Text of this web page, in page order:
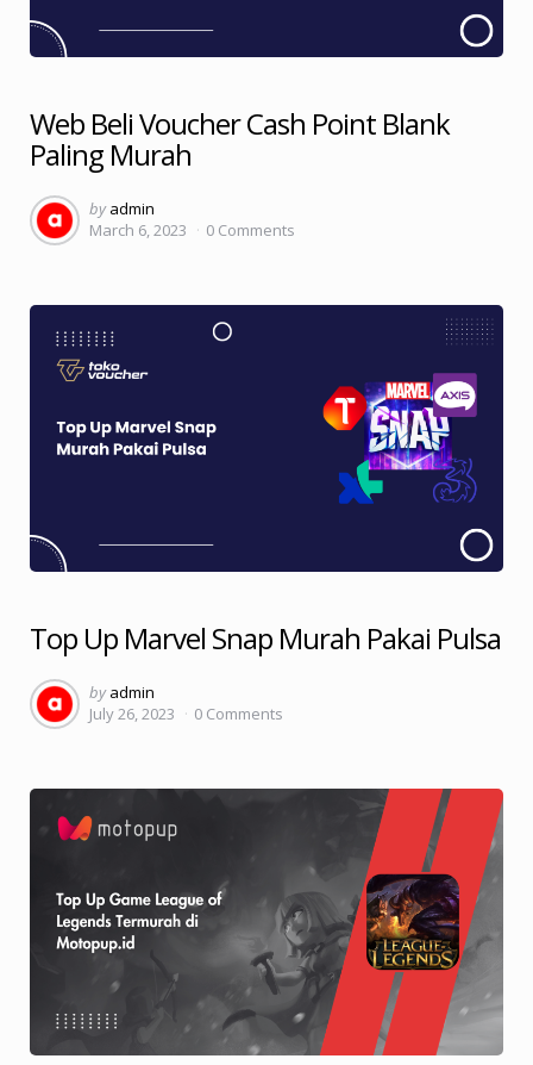
Web Beli Voucher Cash Point Blank
Paling Murah
Posted
by
by admin
March 6, 2023
0 Comments
Top Up Marvel Snap Murah Pakai Pulsa
Posted
by
by admin
July 26, 2023
0 Comments